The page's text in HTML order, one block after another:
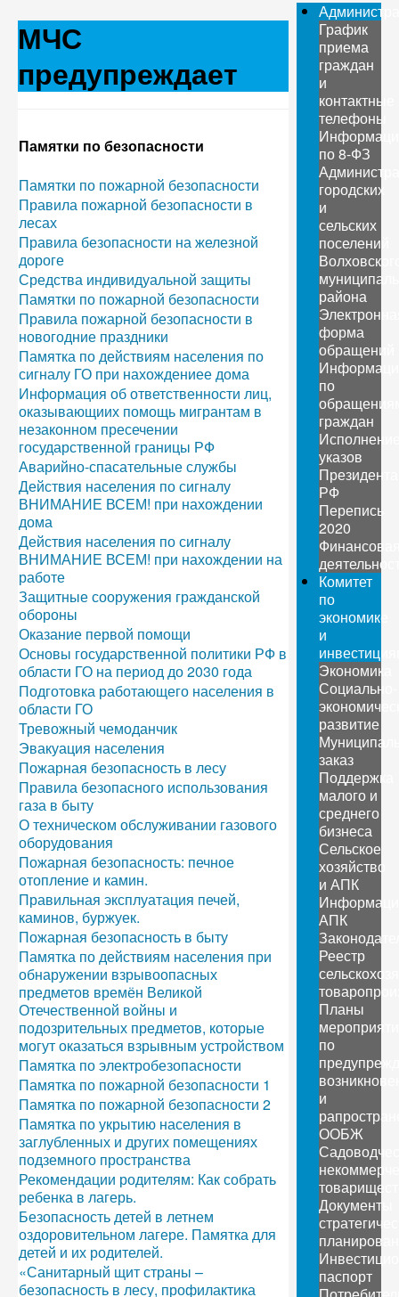
МЧС
предупреждает
Памятки по безопасности
Памятки по пожарной безопасности
Правила пожарной безопасности в
лесах
Правила безопасности на железной
дороге
Средства индивидуальной защиты
Памятки по пожарной безопасности
Правила пожарной безопасности в
новогодние праздники
Памятка по действиям населения по
сигналу ГО при нахождениее дома
Информация об ответственности лиц,
оказывающиих помощь мигрантам в
незаконном пресечении
государственной границы РФ
Аварийно-спасательные службы
Действия населения по сигналу
ВНИМАНИЕ ВСЕМ! при нахождении
дома
Действия населения по сигналу
ВНИМАНИЕ ВСЕМ! при нахождении на
работе
Защитные сооружения гражданской
обороны
Оказание первой помощи
Основы государственной политики РФ в
области ГО на период до 2030 года
Подготовка работающего населения в
области ГО
Тревожный чемоданчик
Эвакуация населения
Пожарная безопасность в лесу
Правила безопасного использования
газа в быту
О техническом обслуживании газового
оборудования
Пожарная безопасность: печное
отопление и камин.
Правильная эксплуатация печей,
каминов, буржуек.
Пожарная безопасность в быту
Памятка по действиям населения при
обнаружении взрывоопасных
предметов времён Великой
Отечественной войны и
подозрительных предметов, которые
могут оказаться взрывным устройством
Памятка по электробезопасности
Памятка по пожарной безопасности 1
Памятка по пожарной безопасности 2
Памятка по укрытию населения в
заглубленных и других помещениях
подземного пространства
Рекомендации родителям: Как собрать
ребенка в лагерь.
Безопасность детей в летнем
оздоровительном лагере. Памятка для
детей и их родителей.
«Санитарный щит страны –
безопасность в лесу, профилактика
График
приема
граждан
и
контактные
телефоны
по 8-ФЗ
городских
и
сельских
поселений
района
форма
обращений
по
граждан
указов
Президента
РФ
Перепись
2020
Комитет
по
экономике
и
Экономика
Социально-
развитие
заказ
Поддержка
малого и
среднего
бизнеса
Сельское
хозяйство
и АПК
АПК
Реестр
Планы
по
и
ООБЖ
Документы
паспорт